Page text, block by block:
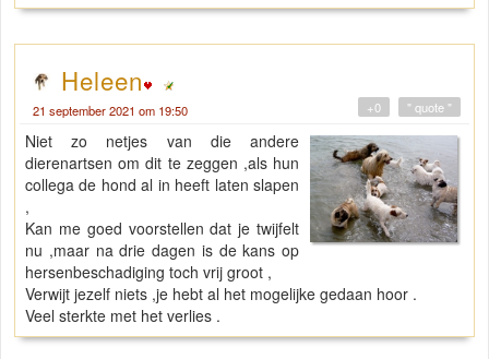
Heleen
21 september 2021 om 19:50 " quote "
+0
Niet zo netjes van die andere
dierenartsen om dit te zeggen ,als hun
collega de hond al in heeft laten slapen
,
Kan me goed voorstellen dat je twijfelt
nu ,maar na drie dagen is de kans op
hersenbeschadiging toch vrij groot ,
Verwijt jezelf niets ,je hebt al het mogelijke gedaan hoor .
Veel sterkte met het verlies .